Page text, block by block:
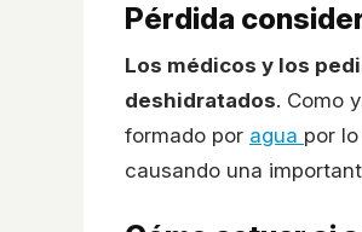
Pérdida
Los médicos y los
deshidratados. Como
formado por agua por
causando una